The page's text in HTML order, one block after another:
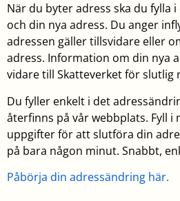
När du byter adress ska du fylla
och din nya adress. Du anger
adressen gäller tillsvidare eller
adress. Information om din nya
vidare till Skatteverket för slutlig
Du fyller enkelt i det
återfinns på vår webbplats. Fyll i
uppgifter för att slutföra din
på bara någon minut. Snabbt,
Påbörja din adressändring här.